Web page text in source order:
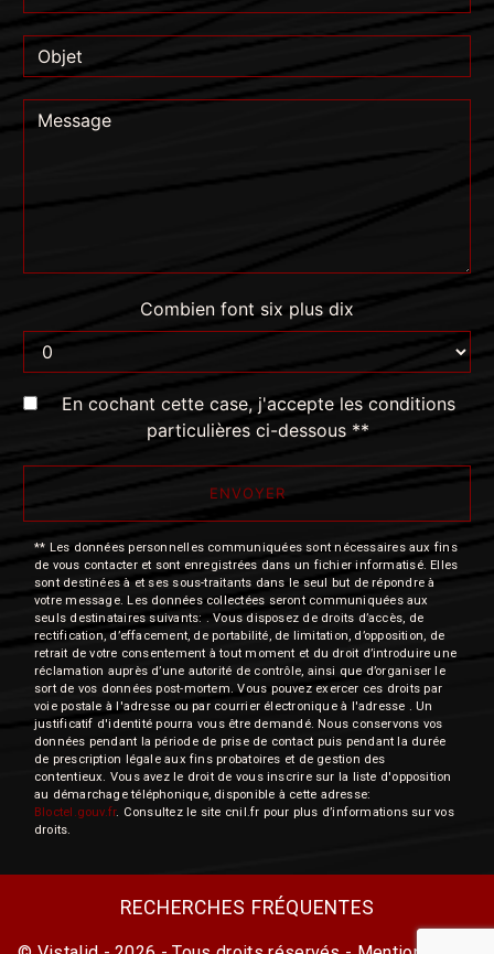
Combien font six plus dix
En cochant cette case, j'accepte les conditions
particulières ci-dessous **
ENVOYER
** Les données personnelles communiquées sont nécessaires aux fins
de vous contacter et sont enregistrées dans un fichier informatisé. Elles
sont destinées à et ses sous-traitants dans le seul but de répondre à
votre message. Les données collectées seront communiquées aux
seuls destinataires suivants: . Vous disposez de droits d’accès, de
rectification, d’effacement, de portabilité, de limitation, d’opposition, de
retrait de votre consentement à tout moment et du droit d’introduire une
réclamation auprès d’une autorité de contrôle, ainsi que d’organiser le
sort de vos données post-mortem. Vous pouvez exercer ces droits par
voie postale à l'adresse ou par courrier électronique à l'adresse . Un
justificatif d'identité pourra vous être demandé. Nous conservons vos
données pendant la période de prise de contact puis pendant la durée
de prescription légale aux fins probatoires et de gestion des
contentieux. Vous avez le droit de vous inscrire sur la liste d'opposition
au démarchage téléphonique, disponible à cette adresse:
Bloctel.gouv.fr. Consultez le site cnil.fr pour plus d’informations sur vos
droits.
RECHERCHES FRÉQUENTES